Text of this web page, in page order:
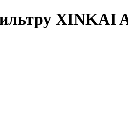
XINKAI